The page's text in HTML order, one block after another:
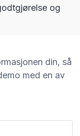
og
din, så
med en av